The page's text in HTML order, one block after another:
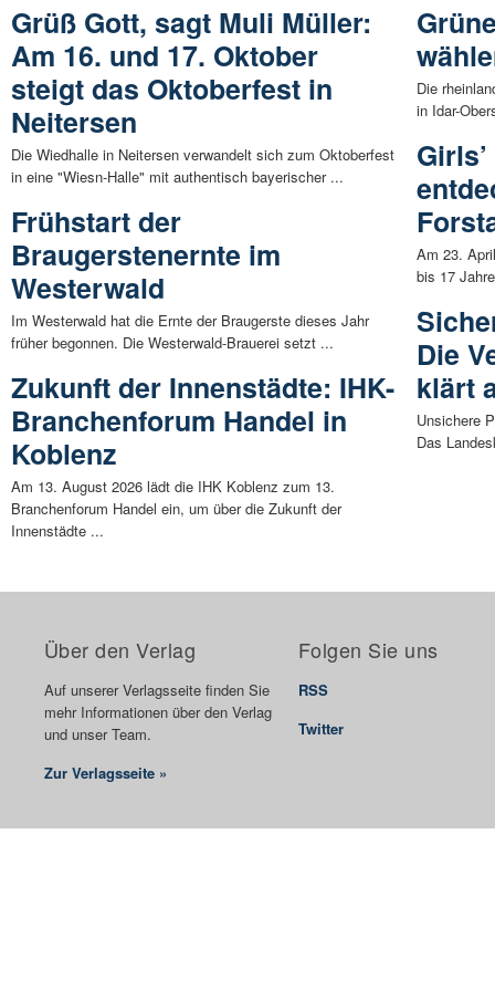
Grüß Gott, sagt Muli Müller:
Am 16. und 17. Oktober
steigt das Oktoberfest in
Neitersen
Die Wiedhalle in Neitersen verwandelt sich zum Oktoberfest
in eine "Wiesn-Halle" mit authentisch bayerischer ...
Frühstart der
Braugerstenernte im
Westerwald
Im Westerwald hat die Ernte der Braugerste dieses Jahr
früher begonnen. Die Westerwald-Brauerei setzt ...
Zukunft der Innenstädte: IHK-
Branchenforum Handel in
Koblenz
Am 13. August 2026 lädt die IHK Koblenz zum 13.
Branchenforum Handel ein, um über die Zukunft der
Innenstädte ...
Die
in Idar-
Am 23.
bis 17
Die
klärt
Unsichere
Das
Über den Verlag
Auf unserer Verlagsseite finden Sie
mehr Informationen über den Verlag
und unser Team.
Zur Verlagsseite »
Folgen Sie uns
RSS
Twitter